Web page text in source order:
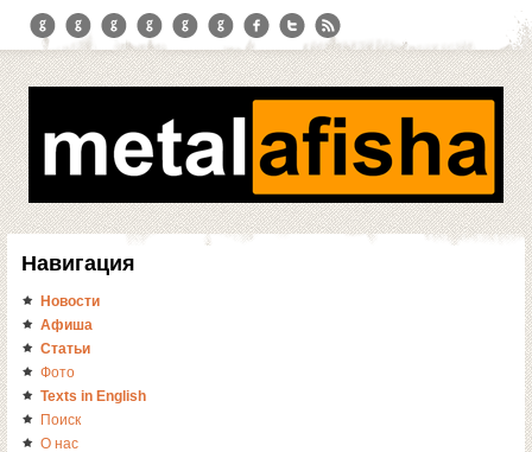
Навигация
Новости
Афиша
Статьи
Фото
Texts in English
Поиск
О нас